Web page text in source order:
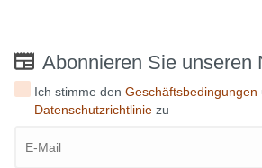
Abonnieren Sie unseren
Ich stimme denGeschäftsbedingungen
Datenschutzrichtlinie zu